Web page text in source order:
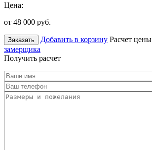
Цена:
от 48 000 руб.
Заказать Добавить в корзину Расчет цены
замерщика
Получить расчет